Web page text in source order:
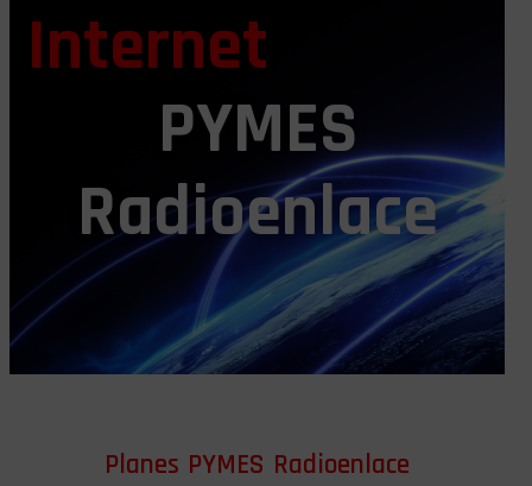
Internet
PYMES
Radioenlace
Planes PYMES Radioenlace